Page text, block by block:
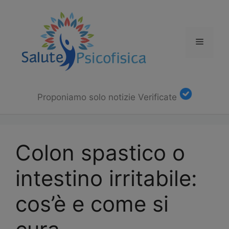
Menu
Proponiamo solo notizie Verificate
Colon spastico o
intestino irritabile:
cos’è e come si